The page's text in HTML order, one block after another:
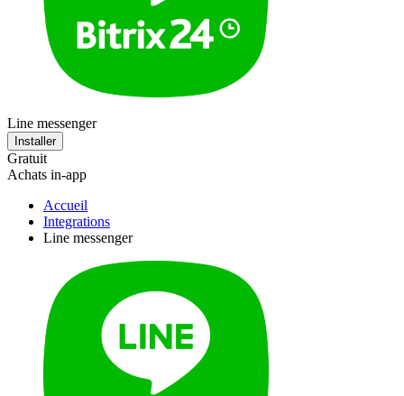
Line messenger
Installer
Gratuit
Achats in-app
Accueil
Integrations
Line messenger